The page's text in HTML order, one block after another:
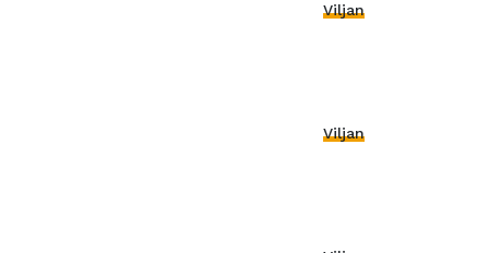
Viljan
Viljan